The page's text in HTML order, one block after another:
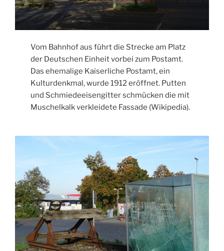
Vom Bahnhof aus führt die Strecke am Platz
der Deutschen Einheit vorbei zum Postamt.
Das ehemalige Kaiserliche Postamt, ein
Kulturdenkmal, wurde 1912 eröffnet. Putten
und Schmiedeeisengitter schmücken die mit
Muschelkalk verkleidete Fassade (Wikipedia).